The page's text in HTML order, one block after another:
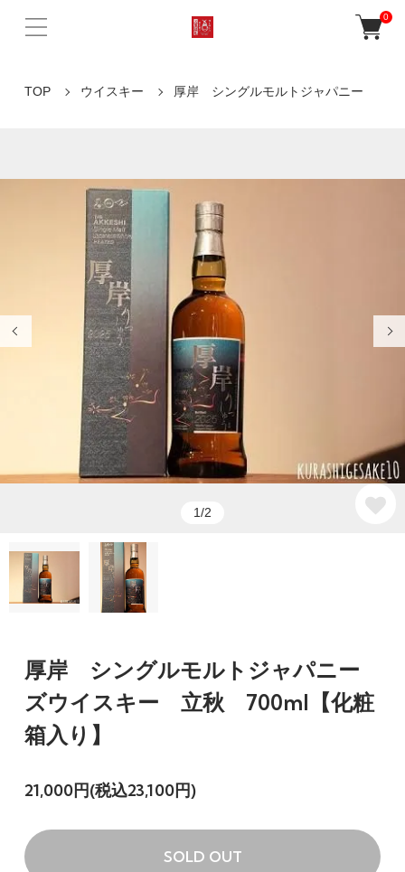
0
TOP ウイスキー 厚岸 シングルモルトジャパニー
1/2
厚岸 シングルモルトジャパニー
ズウイスキー 立秋 700ml【化粧
箱入り】
21,000円(税込23,100円)
SOLD OUT